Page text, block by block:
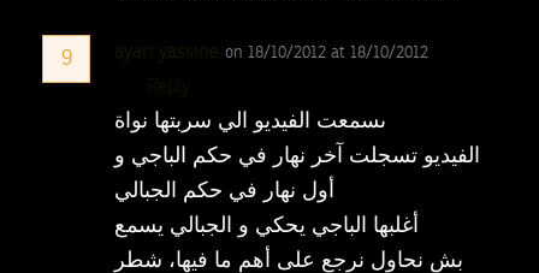
9 ayari yassine on 18/10/2012 at 18/10/2012
ىسمعت الفيديو الي سربتها نواة
الفيديو تسجلت آخر نهار في حكم الباجي و
أول نهار في حكم الجبالي
أغلبها الباجي يحكي و الجبالي يسمع
بش نحاول نرجع على أهم ما فيها، شطر